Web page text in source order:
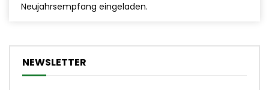
Neujahrsempfang eingeladen.
NEWSLETTER